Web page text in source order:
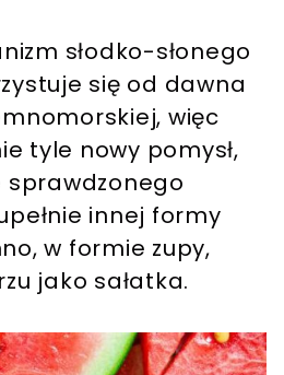
słodko-słonego
się od dawna
więc
tyle nowy pomysł,
sprawdzonego
innej formy
w formie zupy,
jako sałatka.